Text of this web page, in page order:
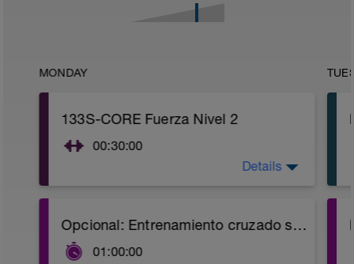
MONDAY
133S-CORE Fuerza Nivel 2
00:30:00
https://youtu.be/v9Q7uu16v5c
Details
Opcional: Entrenamiento cruzado sencillo: bicicleta, natación o paseo.
01:00:00